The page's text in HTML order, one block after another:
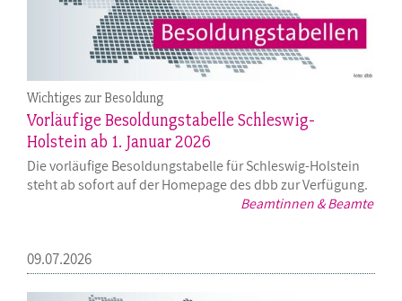
Beamtinnen & Beamte
Wichtiges zur Besoldung
Vorläufige Besoldungstabelle Schleswig-
Holstein ab 1. Januar 2026
Die vorläufige Besoldungstabelle für Schleswig-Holstein
steht ab sofort auf der Homepage des dbb zur Verfügung.
09.07.2026